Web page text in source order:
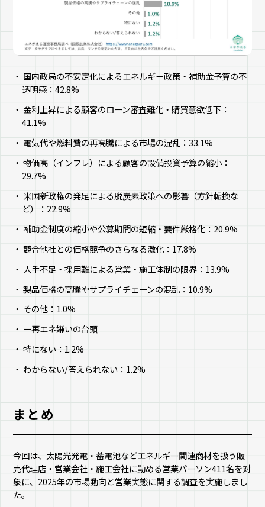
国内政局の不安定化によるエネルギー政策・補助金予算の不
透明感：42.8%
金利上昇による顧客のローン審査難化・購買意欲低下：
41.1%
電気代や燃料費の再高騰による市場の混乱：33.1%
物価高（インフレ）による顧客の設備投資予算の縮小：
29.7%
米国新政権の発足による脱炭素政策への影響（方針転換な
ど）：22.9%
補助金制度の縮小や公募期間の短縮・要件厳格化：20.9%
競合他社との価格競争のさらなる激化：17.8%
人手不足・採用難による営業・施工体制の限界：13.9%
製品価格の高騰やサプライチェーンの混乱：10.9%
その他：1.0%
ー再エネ嫌いの台頭
特にない：1.2%
わからない/答えられない：1.2%
まとめ
今回は、太陽光発電・蓄電池などエネルギー関連商材を扱う販
売代理店・営業会社・施工会社に勤める営業パーソン411名を対
象に、2025年の市場動向と営業実態に関する調査を実施しまし
た。